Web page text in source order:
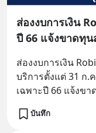
ส่องงบการเงิน
ปี 66 แจ้งขาดทุ
ส่องงบการเงิน
บริการตั้งแต่ 31 ก
เฉพาะปี 66 แจ้งข
บันทึก